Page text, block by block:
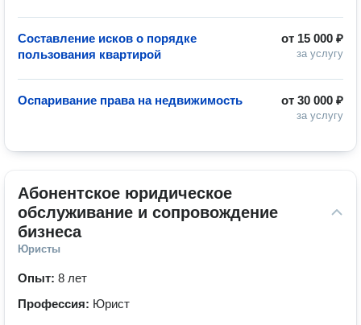
от 15 000 ₽
за услугу
Составление исков о порядке
пользования квартирой
от 30 000 ₽
за услугу
Оспаривание права на недвижимость
Абонентское юридическое
обслуживание и сопровождение
бизнеса
Юристы
Опыт: 8 лет
Профессия: Юрист